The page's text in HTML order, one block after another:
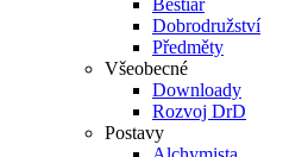
Dobrodružství
Předměty
Všeobecné
Downloady
Rozvoj DrD
Postavy